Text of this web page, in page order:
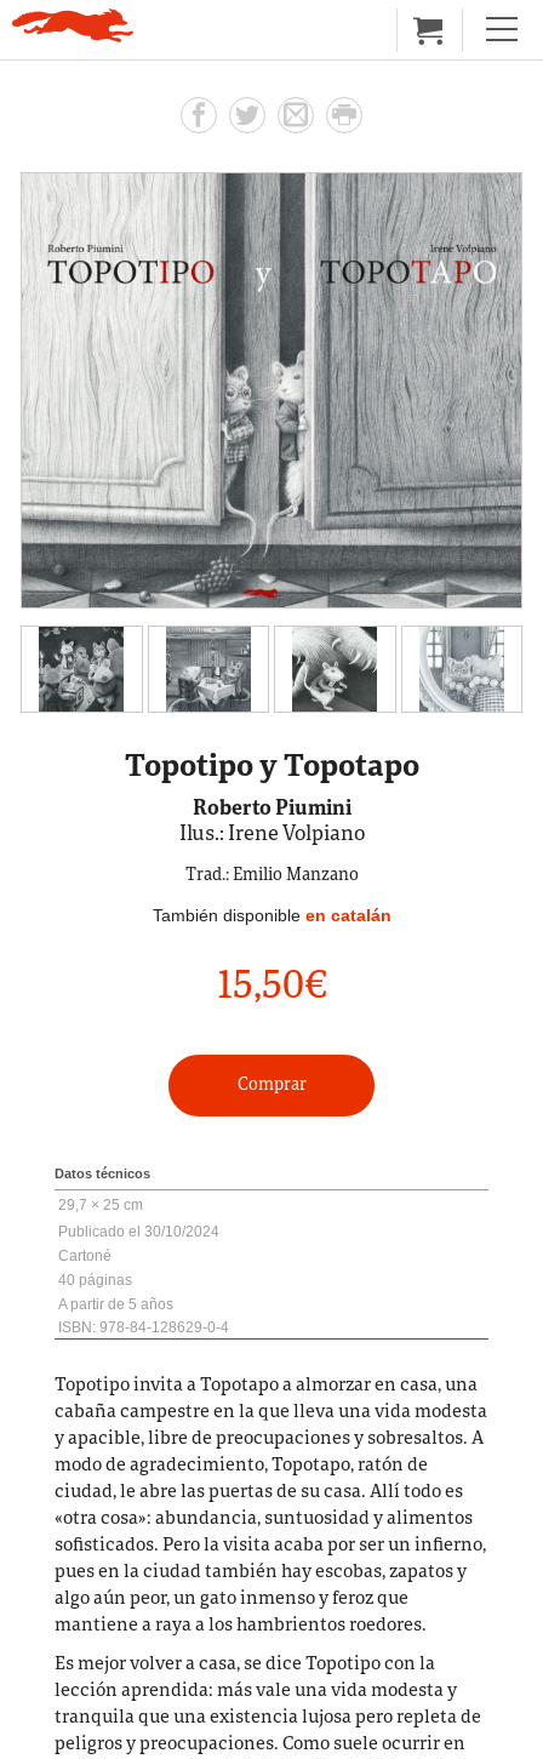
Topotipo y Topotapo
Roberto Piumini
Ilus.: Irene Volpiano
Trad.: Emilio Manzano
También disponible en catalán
15,50€
Comprar
Datos técnicos
29,7 × 25 cm
30/10/2024
Cartoné
40
5
ISBN: 978-84-128629-0-4
Topotipo invita a Topotapo a almorzar en casa, una
cabaña campestre en la que lleva una vida modesta
y apacible, libre de preocupaciones y sobresaltos. A
modo de agradecimiento, Topotapo, ratón de
ciudad, le abre las puertas de su casa. Allí todo es
«otra cosa»: abundancia, suntuosidad y alimentos
sofisticados. Pero la visita acaba por ser un infierno,
pues en la ciudad también hay escobas, zapatos y
algo aún peor, un gato inmenso y feroz que
mantiene a raya a los hambrientos roedores.
Es mejor volver a casa, se dice Topotipo con la
lección aprendida: más vale una vida modesta y
tranquila que una existencia lujosa pero repleta de
peligros y preocupaciones. Como suele ocurrir en